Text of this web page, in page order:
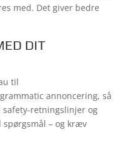
med. Det giver bedre
DIT
til
annoncering, så
retningslinjer og
– og kræv